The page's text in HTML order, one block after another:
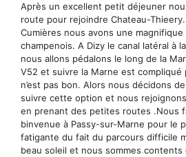
Après un excellent petit déjeuner
route pour rejoindre Chateau-
Cumières nous avons une
champenois. A Dizy le canal latéral à
nous allons pédalons le long de la
V52 et suivre la Marne est compliqué
n’est pas bon. Alors nous décidons
suivre cette option et nous
en prenant des petites routes .Nous
binvenue à Passy-sur-Marne pour le
fatigante du fait du parcours difficile
beau soleil et nous sommes contents